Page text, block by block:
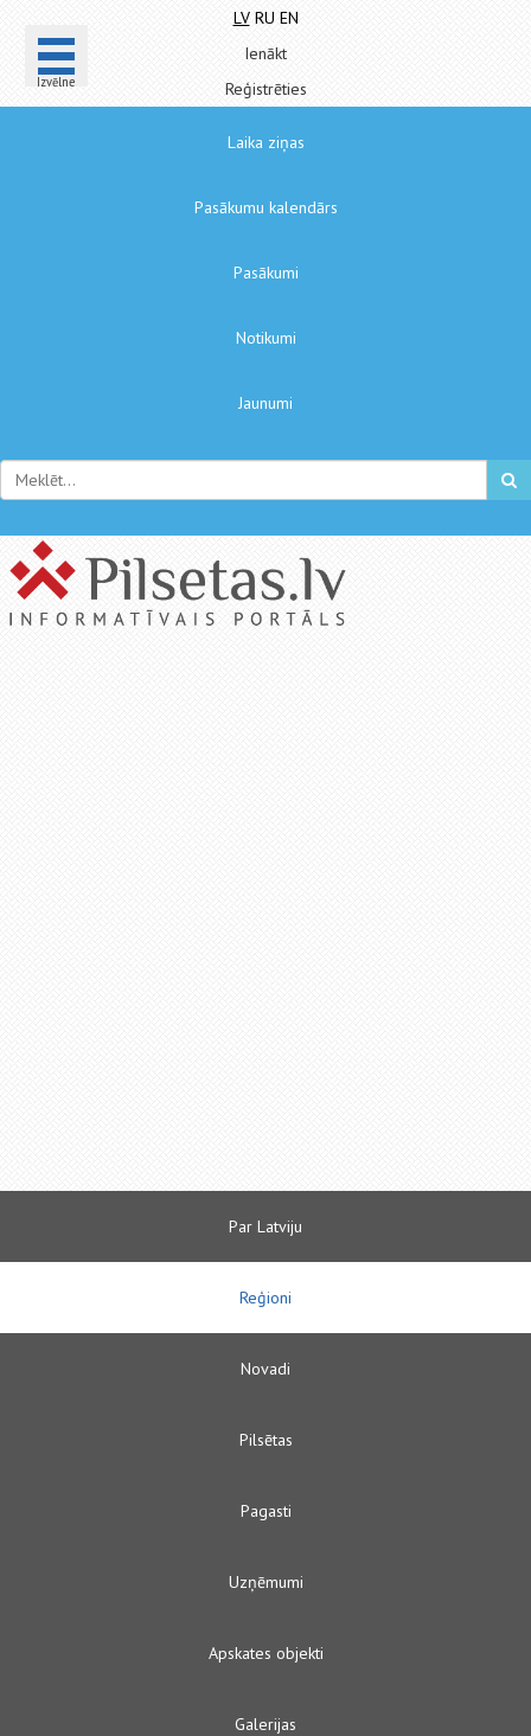
Izvēlne
LV RU EN
Ienākt
Reģistrēties
Laika ziņas
Pasākumu kalendārs
Pasākumi
Notikumi
Jaunumi
Par Latviju
Reģioni
Novadi
Pilsētas
Pagasti
Uzņēmumi
Apskates objekti
Galerijas